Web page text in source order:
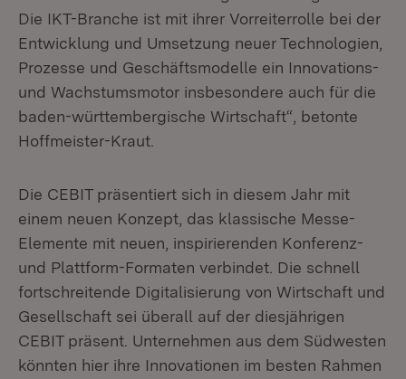
Die IKT-Branche ist mit ihrer Vorreiterrolle bei der
Entwicklung und Umsetzung neuer Technologien,
Prozesse und Geschäftsmodelle ein Innovations-
und Wachstumsmotor insbesondere auch für die
baden-württembergische Wirtschaft“, betonte
Hoffmeister-Kraut.
Die CEBIT präsentiert sich in diesem Jahr mit
einem neuen Konzept, das klassische Messe-
Elemente mit neuen, inspirierenden Konferenz-
und Plattform-Formaten verbindet. Die schnell
fortschreitende Digitalisierung von Wirtschaft und
Gesellschaft sei überall auf der diesjährigen
CEBIT präsent. Unternehmen aus dem Südwesten
könnten hier ihre Innovationen im besten Rahmen